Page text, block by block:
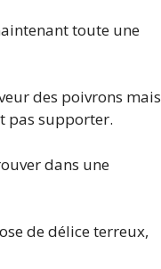
toute une
des poivrons mais
pas supporter.
dans une
de délice terreux,